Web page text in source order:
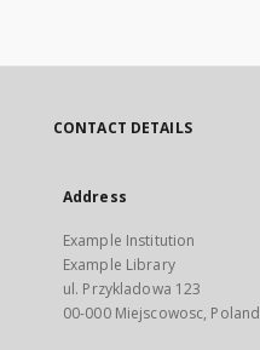
CONTACT DETAILS
Address
Example Institution
Example Library
ul. Przykladowa 123
00-000 Miejscowosc, Poland